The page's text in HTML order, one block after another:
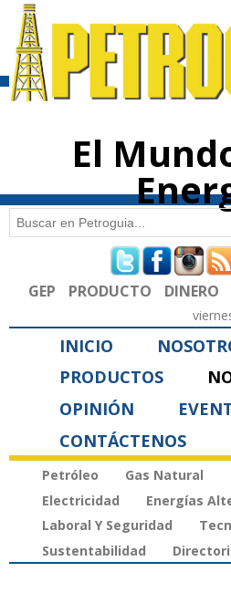
contenido
El
Formulario de
Buscar
GEP PRODUCTO DINERO
INICIO
PRODUCTOS
OPINIÓN
CONTÁCTENOS
Petróleo Gas Natural
Electricidad
Energías
Laboral Y Seguridad
Sustentabilidad